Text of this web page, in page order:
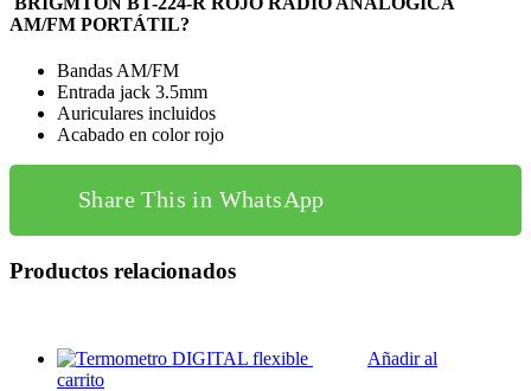
AM/FM PORTÁTIL?
Bandas AM/FM
Entrada jack 3.5mm
Auriculares incluidos
Acabado en color rojo
Share This in WhatsApp
Productos relacionados
Añadir al
carrito